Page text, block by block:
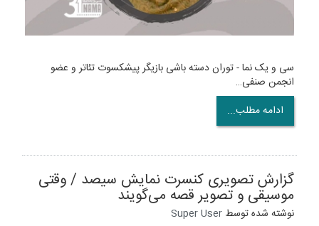
سی و یک نما - توران دسته باشی بازیگر پیشکسوت تئاتر و عضو
انجمن صنفی…
ادامه مطلب...
گزارش تصویری کنسرت نمایش سیصد / وقتی
موسیقی و تصویر قصه می‌گویند
نوشته شده توسط Super User